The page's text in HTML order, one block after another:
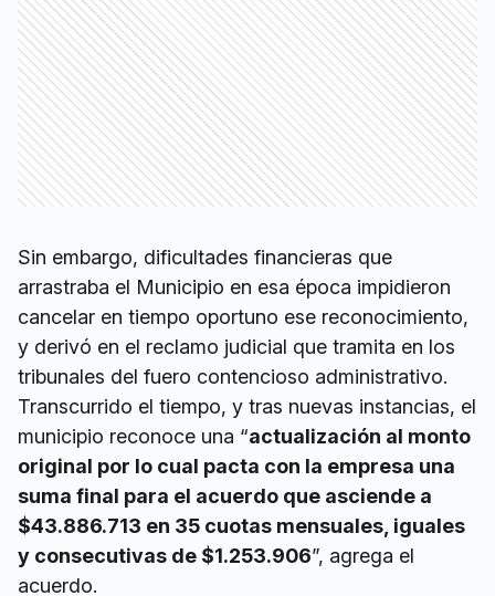
Sin embargo, dificultades financieras que
arrastraba el Municipio en esa época impidieron
cancelar en tiempo oportuno ese reconocimiento,
y derivó en el reclamo judicial que tramita en los
tribunales del fuero contencioso administrativo.
Transcurrido el tiempo, y tras nuevas instancias, el
municipio reconoce una “actualización al monto
original por lo cual pacta con la empresa una
suma final para el acuerdo que asciende a
$43.886.713 en 35 cuotas mensuales, iguales
y consecutivas de $1.253.906”, agrega el
acuerdo.